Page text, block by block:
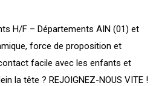
H/F – Départements AIN (01) et
force de proposition et
facile avec les enfants et
la tête ? REJOIGNEZ-NOUS VITE !